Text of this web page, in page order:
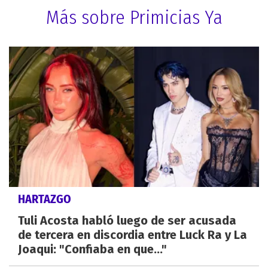
Más sobre Primicias Ya
HARTAZGO
Tuli Acosta habló luego de ser acusada
de tercera en discordia entre Luck Ra y La
Joaqui: "Confiaba en que..."